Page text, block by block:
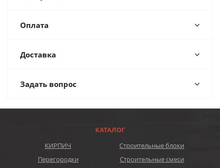
Оплата
Доставка
Задать вопрос
КАТАЛОГ
КИРПИЧ
Строительные блоки
Перегородки
Строительные смеси